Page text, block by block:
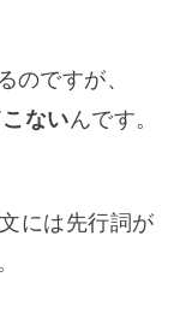
のですが、
ないんです。
には先行詞が